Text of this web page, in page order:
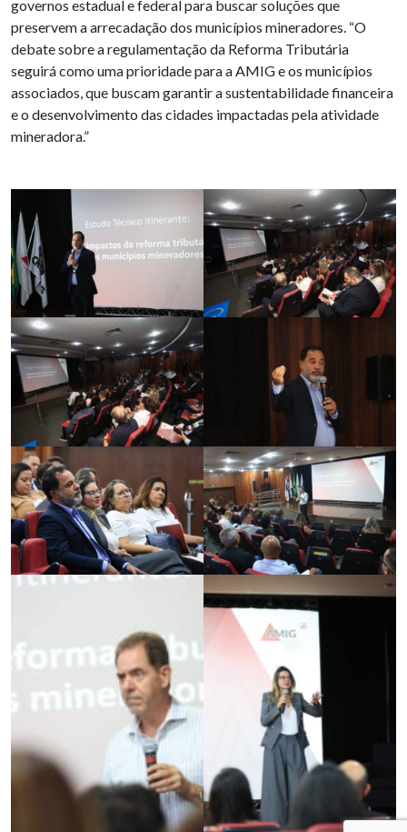
governos estadual e federal para buscar soluções que
preservem a arrecadação dos municípios mineradores. “O
debate sobre a regulamentação da Reforma Tributária
seguirá como uma prioridade para a AMIG e os municípios
associados, que buscam garantir a sustentabilidade financeira
e o desenvolvimento das cidades impactadas pela atividade
mineradora.”